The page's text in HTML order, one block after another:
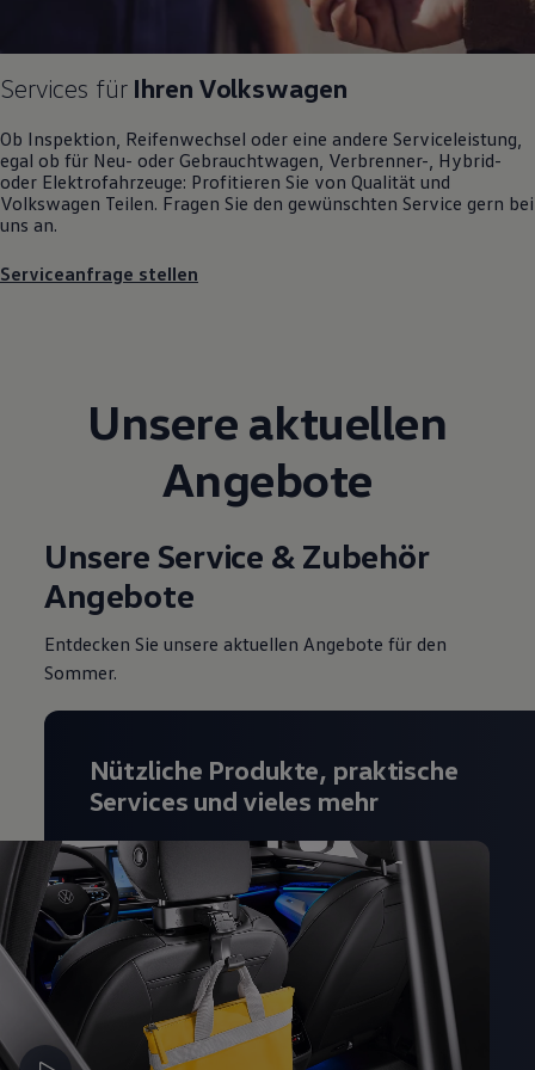
Familie
Volkswagen R
Pannen- und Unfallhilfe
Volkswagen Kundenbetreuung
Services für Ihren Volkswagen
Ob Inspektion, Reifenwechsel oder eine andere Serviceleistung,
egal ob für Neu- oder Gebrauchtwagen , Verbrenner-, Hybrid-
oder Elektrofahrzeuge: Profitieren Sie von Qualität und
Volkswagen Teilen. Fragen Sie den gewünschten Service gern bei
uns an.
Serviceanfrage stellen
Unsere aktuellen
Angebote
Unsere Service & Zubehör
Angebote
Entdecken Sie unsere aktuellen Angebote für den
Sommer.
Nützliche Produkte, praktische
Services und vieles mehr